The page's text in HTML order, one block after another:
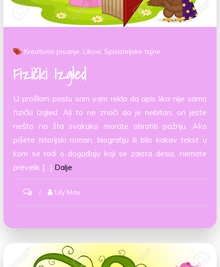
Kreativno pisanje Likovi Spisateljske tajne
Fizički Izgled
U prošlom postu sam vam rekla da opis lika nije samo
fizički izgled. Ali to ne znači da je nebitan; on jeste
nešto na šta svakako morate obratiti pažnju. Ako
pišete istorijski roman, biografiju ili bilo kakav tekst u
kom se radi o događaju koji se zaista desio, nemate
prevelik […] Dalje
on
Fizički
Lily May